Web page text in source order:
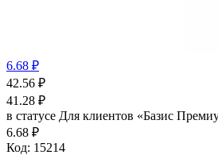
6.68 ₽
42.56 ₽
41.28 ₽
в статусе Для клиентов «Базис
6.68 ₽
Код: 15214